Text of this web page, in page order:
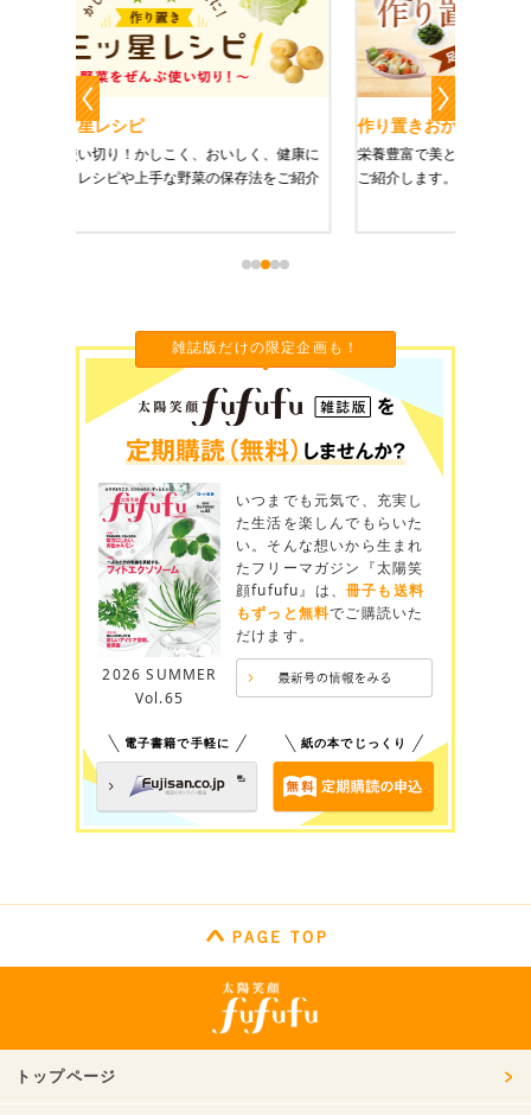
作り置きおかずレシピ
栄養豊富で美と健康にうれしい「作り置きおかず」を
ご紹介します。
雑誌版だけの限定企画も！
2026 SUMMER
Vol.65
いつまでも元気で、充実し
た生活を楽しんでもらいた
い。そんな想いから生まれ
たフリーマガジン『太陽笑
顔fufufu』は、 冊子も送料
もずっと無料でご購読いた
だけます。
電子書籍で手軽に 紙の本でじっくり
トップページ